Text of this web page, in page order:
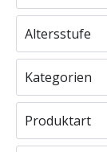
Altersstufe
Kategorien
Produktart